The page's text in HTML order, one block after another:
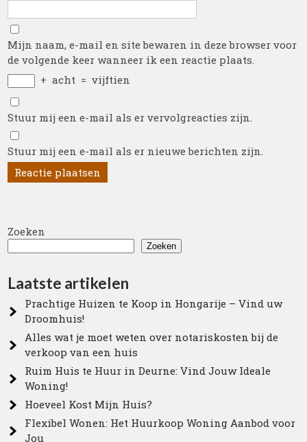
Mijn naam, e-mail en site bewaren in deze browser voor
de volgende keer wanneer ik een reactie plaats.
+ acht = vijftien
Stuur mij een e-mail als er vervolgreacties zijn.
Stuur mij een e-mail als er nieuwe berichten zijn.
Zoeken
Zoeken
Laatste artikelen
Prachtige Huizen te Koop in Hongarije – Vind uw
Droomhuis!
Alles wat je moet weten over notariskosten bij de
verkoop van een huis
Ruim Huis te Huur in Deurne: Vind Jouw Ideale
Woning!
Hoeveel Kost Mijn Huis?
Flexibel Wonen: Het Huurkoop Woning Aanbod voor
Jou